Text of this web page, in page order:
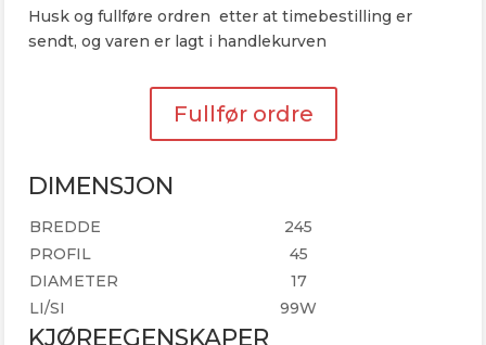
Husk og fullføre ordren etter at timebestilling er
sendt, og varen er lagt i handlekurven
Fullfør ordre
DIMENSJON
BREDDE
245
PROFIL
45
DIAMETER
17
LI/SI
99W
KJØREEGENSKAPER